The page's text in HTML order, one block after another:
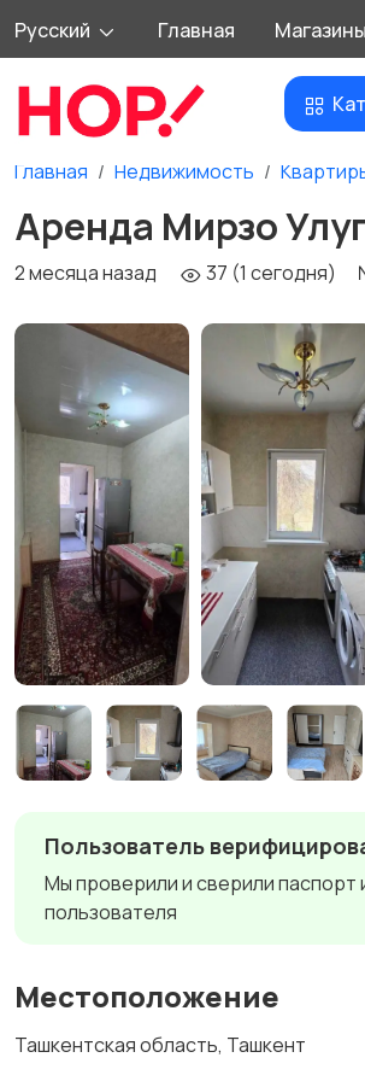
Русский Главная Магазины
Главная Недвижимость
Аренда Мирзо
2 месяца назад 37 (1 сегодня)
Пользователь
Мы проверили и сверили паспорт
пользователя
Местоположение
Ташкентская область, Ташкент